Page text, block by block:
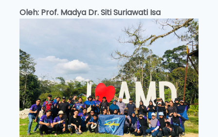
Oleh: Prof. Madya Dr. Siti Suriawati Isa